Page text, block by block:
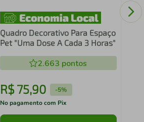
Quadro Decorativo Para Espaço
Pet "Uma Dose A Cada 3 Horas"
2.663 pontos
R$ 75,90 -5%
No pagamento com Pix